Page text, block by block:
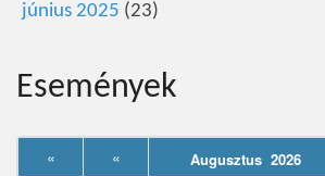
június 2025 (23)
Események
« « Augusztus 2026